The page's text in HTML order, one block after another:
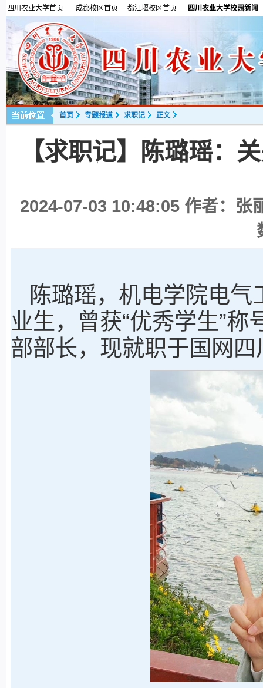
四川农业大学首页 成都校区首页 都江堰校区首页 四川农业大学校园新闻
首页 专题报道 求职记 正文
【求职记】陈璐瑶：
2024-07-03 10:48:05作者：张
陈璐瑶，机电学院电
业生，曾获“优秀学生”
部部长，现就职于国网